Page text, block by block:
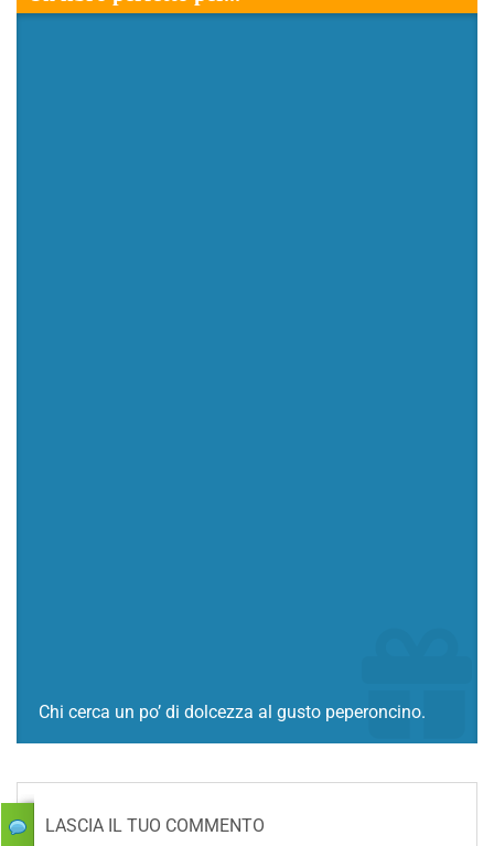
Chi cerca un po’ di dolcezza al gusto peperoncino.
LASCIA IL TUO COMMENTO